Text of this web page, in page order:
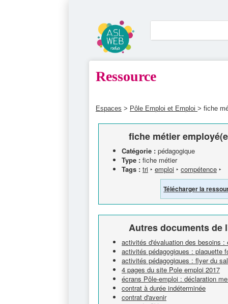
Ressource
Espaces > Pôle Emploi et Emploi > fiche
fiche métier
Catégorie : pédagogique
Type : fiche métier
Tags : tri ‣ emploi ‣ compétence ‣
Télécharger la
Autres documents de
activités d'évaluation des besoins :
activités pédagogiques : plaquette
activités pédagogiques : flyer du
4 pages du site Pole emploi 2017
écrans Pôle-emploi : déclaration
contrat à durée indéterminée
contrat d'avenir